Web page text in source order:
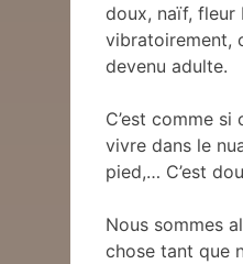
doux, naïf, fleur
vibratoirement,
devenu adulte.
C’est comme
vivre dans le
pied,… C’est
Nous sommes
chose tant que